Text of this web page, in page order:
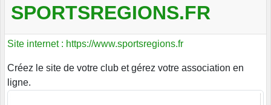
SPORTSREGIONS.FR
Site internet : https://www.sportsregions.fr
Créez le site de votre club et gérez votre association en
ligne.